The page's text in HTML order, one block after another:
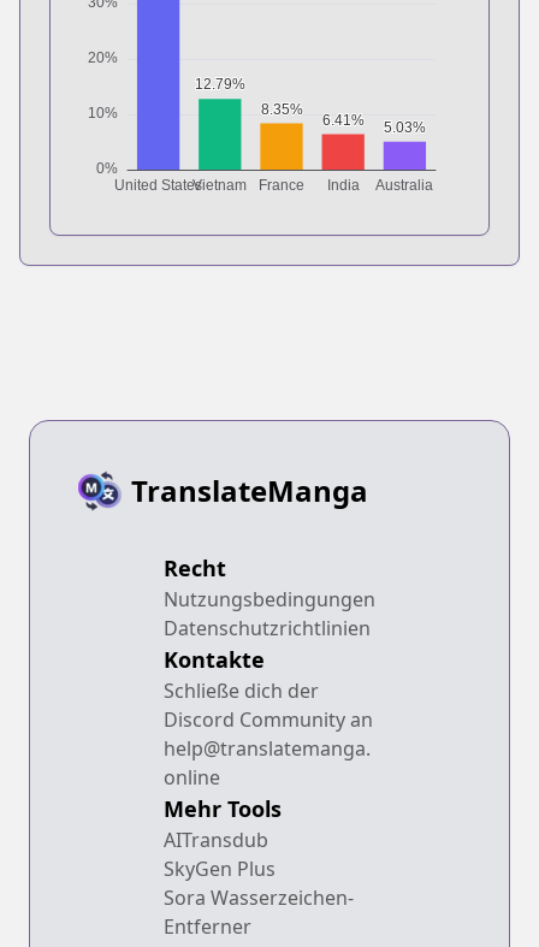
TranslateManga
Recht
Nutzungsbedingungen
Datenschutzrichtlinien
Kontakte
Schließe dich der
Discord Community an
help@translatemanga.
online
Mehr Tools
AITransdub
SkyGen Plus
Sora Wasserzeichen-
Entferner